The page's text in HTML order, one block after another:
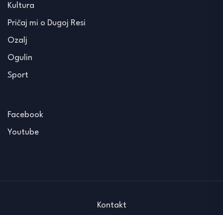
Kultura
Pričaj mi o Dugoj Resi
Ozalj
Ogulin
Sport
Facebook
Youtube
Kontakt